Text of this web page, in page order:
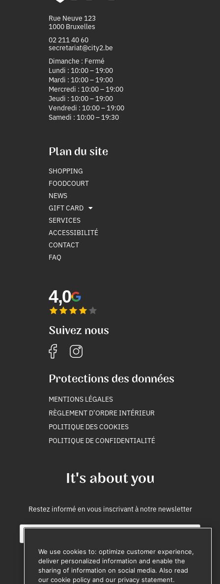
Rue Neuve 123
1000 Bruxelles
02 211 40 60
secretariat@city2.be
Dimanche : Fermé
Lundi : 10:00 – 19:00
Mardi : 10:00 – 19:00
Mercredi : 10:00 – 19:00
Jeudi : 10:00 – 19:00
Vendredi : 10:00 – 19:00
Samedi : 10:00 – 19:30
Plan du site
SHOPPING
FOODCOURT
NEWS
GIFT CARD
SERVICES
ACCESSIBILITÉ
CONTACT
FAQ
It's about you
Restez informé en vous inscrivant à notre newsletter
EE
M'inscrire
4,0
Suivez nous
Protections des données
MENTIONS LÉGALES
RÈGLEMENT D’ORDRE INTÉRIEUR
POLITIQUE DES COOKIES
POLITIQUE DE CONFIDENTIALITÉ
We use cookies to: optimize customer experience,
deliver personalized information and enable the
sharing of information on social media. Also read
our cookie policy and our privacy statement.